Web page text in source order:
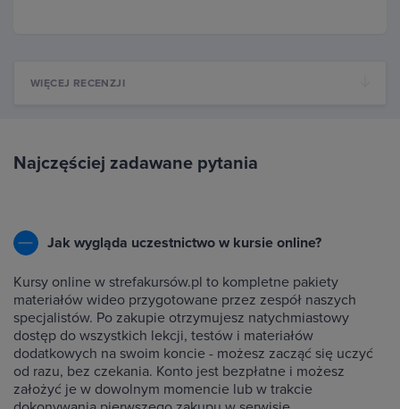
WIĘCEJ RECENZJI
Najczęściej zadawane pytania
Jak wygląda uczestnictwo w kursie online?
Kursy online w strefakursów.pl to kompletne pakiety
materiałów wideo przygotowane przez zespół naszych
specjalistów. Po zakupie otrzymujesz natychmiastowy
dostęp do wszystkich lekcji, testów i materiałów
dodatkowych na swoim koncie - możesz zacząć się uczyć
od razu, bez czekania. Konto jest bezpłatne i możesz
założyć je w dowolnym momencie lub w trakcie